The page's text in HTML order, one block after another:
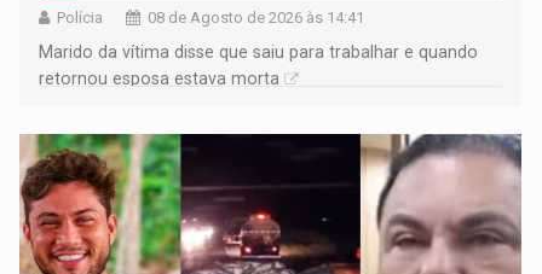
Polícia 08 de Agosto de 2026 às 14:41
Marido da vítima disse que saiu para trabalhar e quando
retornou esposa estava morta